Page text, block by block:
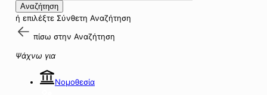
Αναζήτηση
ή επιλέξτε Σύνθετη Αναζήτηση
πίσω στην Αναζήτηση
Ψάχνω για
Νομοθεσία